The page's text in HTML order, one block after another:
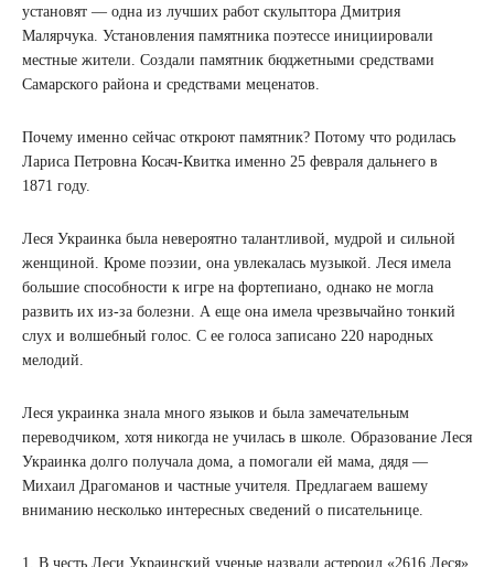
установят — одна из лучших работ скульптора Дмитрия
Малярчука. Установления памятника поэтессе инициировали
местные жители. Создали памятник бюджетными средствами
Самарского района и средствами меценатов.
Почему именно сейчас откроют памятник? Потому что родилась
Лариса Петровна Косач-Квитка именно 25 февраля дальнего в
1871 году.
Леся Украинка была невероятно талантливой, мудрой и сильной
женщиной. Кроме поэзии, она увлекалась музыкой. Леся имела
большие способности к игре на фортепиано, однако не могла
развить их из-за болезни. А еще она имела чрезвычайно тонкий
слух и волшебный голос. С ее голоса записано 220 народных
мелодий.
Леся украинка знала много языков и была замечательным
переводчиком, хотя никогда не училась в школе. Образование Леся
Украинка долго получала дома, а помогали ей мама, дядя —
Михаил Драгоманов и частные учителя. Предлагаем вашему
вниманию несколько интересных сведений о писательнице.
1. В честь Леси Украинский ученые назвали астероид «2616 Леся»